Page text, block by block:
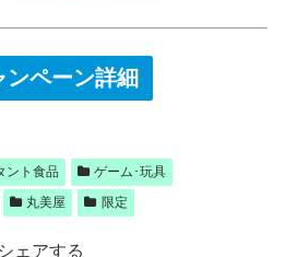
ンペーン詳細
ント食品
ゲーム･玩具
丸美屋 限定
シェアする